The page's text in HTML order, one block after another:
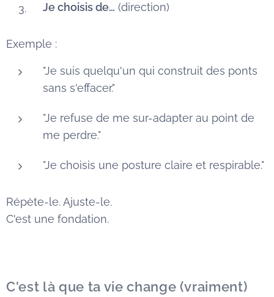
Je choisis de… (direction)
Exemple :
"Je suis quelqu'un qui construit des ponts
sans s'effacer."
"Je refuse de me sur-adapter au point de
me perdre."
"Je choisis une posture claire et respirable."
Répète-le. Ajuste-le.
C'est une fondation.
C'est là que ta vie change (vraiment)